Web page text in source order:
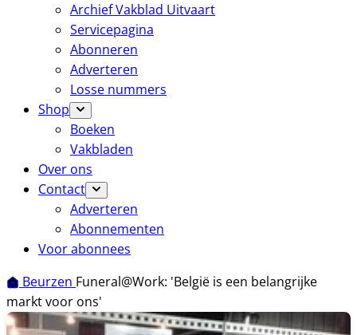
Archief Vakblad Uitvaart
Servicepagina
Abonneren
Adverteren
Losse nummers
Shop
Boeken
Vakbladen
Over ons
Contact
Adverteren
Abonnementen
Voor abonnees
Beurzen Funeral@Work: 'België is een belangrijke
markt voor ons'